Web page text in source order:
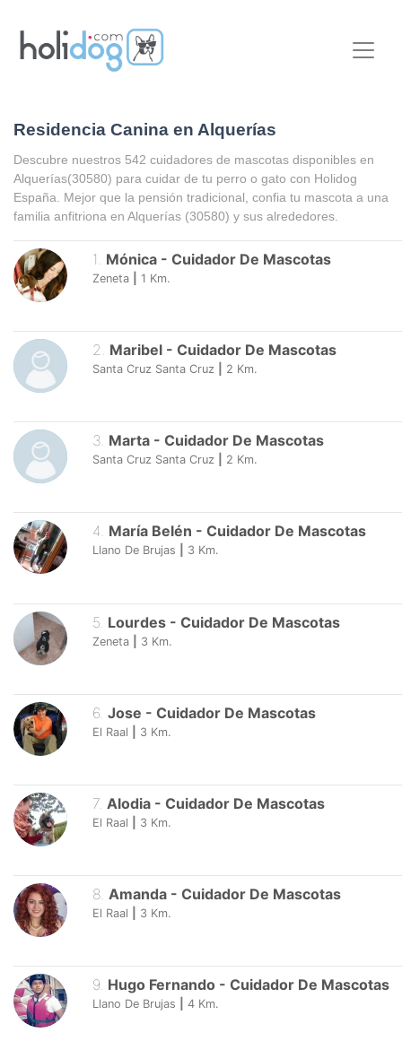
Residencia Canina en Alquerías
Descubre nuestros 542 cuidadores de mascotas disponibles en
Alquerías(30580) para cuidar de tu perro o gato con Holidog
España. Mejor que la pensión tradicional, confia tu mascota a una
familia anfitriona en Alquerías (30580) y sus alrededores.
1 Mónica - Cuidador De Mascotas
Zeneta 1 Km.
2. Maribel - Cuidador De Mascotas
Santa Cruz Santa Cruz 2 Km.
3. Marta - Cuidador De Mascotas
Santa Cruz Santa Cruz 2 Km.
4. María Belén - Cuidador De Mascotas
Llano De Brujas 3 Km.
5 Lourdes - Cuidador De Mascotas
Zeneta 3 Km.
6 Jose - Cuidador De Mascotas
El Raal 3 Km.
7. Alodia - Cuidador De Mascotas
El Raal 3 Km.
8. Amanda - Cuidador De Mascotas
El Raal 3 Km.
9. Hugo Fernando - Cuidador De Mascotas
Llano De Brujas 4 Km.